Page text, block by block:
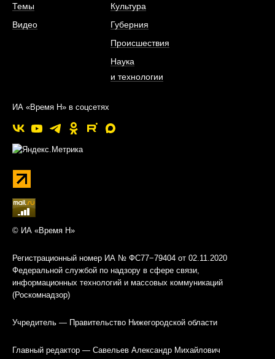
Темы
Видео
Культура
Губерния
Происшествия
Наука
и технологии
ИА «Время Н» в соцсетях
© ИА «Время Н»
Регистрационный номер ИА № ФС77−79404 от 02.11.2020
Федеральной службой по надзору в сфере связи,
информационных технологий и массовых коммуникаций
(Роскомнадзор)
Учредитель — Правительство Нижегородской области
Главный редактор — Савельев Александр Михайлович